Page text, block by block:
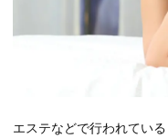
エステなどで行われてい